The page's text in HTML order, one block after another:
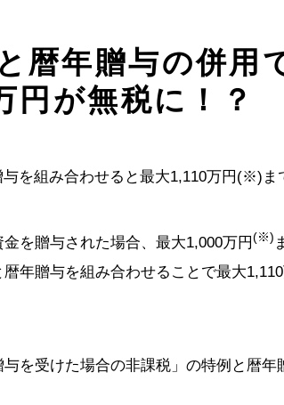
暦年贈与の併用
円が無税に！？
を贈与された場合、最大1,000万円(※)
年贈与を組み合わせることで最大1,110
与を受けた場合の非課税」の特例と暦